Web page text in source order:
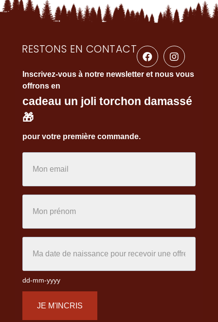
RESTONS EN CONTACT
Inscrivez-vous à notre newsletter et nous vous
offrons en
cadeau un joli torchon damassé
🎁
pour votre première commande.
dd-mm-yyyy
JE M'INCRIS